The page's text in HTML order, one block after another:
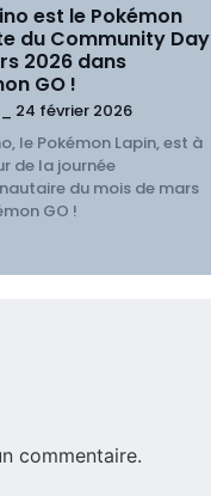
est le Pokémon
du Community Day
2026 dans
GO !
24 février 2026
le Pokémon Lapin, est à
de la journée
du mois de mars
GO !
commentaire.